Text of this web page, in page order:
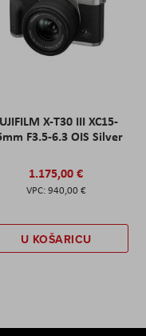
X-T30 III XC15-
F3.5-6.3 OIS Silver
1.175,00 €
940,00 €
U KOŠARICU